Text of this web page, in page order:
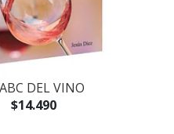
DEL VINO
$14.490